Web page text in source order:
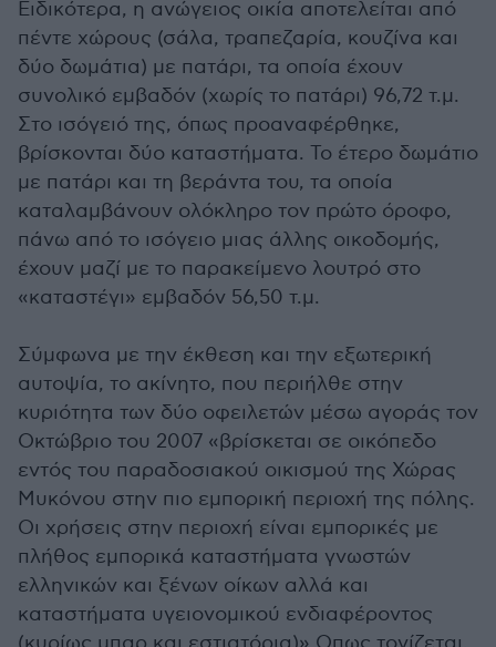
Ειδικότερα, η ανώγειος οικία αποτελείται από
πέντε χώρους (σάλα, τραπεζαρία, κουζίνα και
δύο δωμάτια) με πατάρι, τα οποία έχουν
συνολικό εμβαδόν (χωρίς το πατάρι) 96,72 τ.μ.
Στο ισόγειό της, όπως προαναφέρθηκε,
βρίσκονται δύο καταστήματα. Το έτερο δωμάτιο
με πατάρι και τη βεράντα του, τα οποία
καταλαμβάνουν ολόκληρο τον πρώτο όροφο,
πάνω από το ισόγειο μιας άλλης οικοδομής,
έχουν μαζί με το παρακείμενο λουτρό στο
«καταστέγι» εμβαδόν 56,50 τ.μ.
Σύμφωνα με την έκθεση και την εξωτερική
αυτοψία, το ακίνητο, που περιήλθε στην
κυριότητα των δύο οφειλετών μέσω αγοράς τον
Οκτώβριο του 2007 «βρίσκεται σε οικόπεδο
εντός του παραδοσιακού οικισμού της Χώρας
Μυκόνου στην πιο εμπορική περιοχή της πόλης.
Οι χρήσεις στην περιοχή είναι εμπορικές με
πλήθος εμπορικά καταστήματα γνωστών
ελληνικών και ξένων οίκων αλλά και
καταστήματα υγειονομικού ενδιαφέροντος